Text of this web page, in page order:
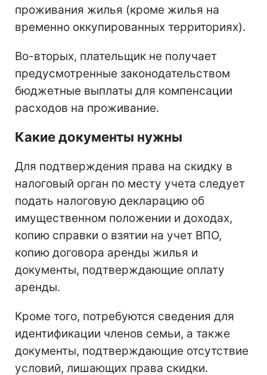
проживания жилья (кроме жилья на
временно оккупированных территориях).
Во-вторых, плательщик не получает
предусмотренные законодательством
бюджетные выплаты для компенсации
расходов на проживание.
Какие документы нужны
Для подтверждения права на скидку в
налоговый орган по месту учета следует
подать налоговую декларацию об
имущественном положении и доходах,
копию справки о взятии на учет ВПО,
копию договора аренды жилья и
документы, подтверждающие оплату
аренды.
Кроме того, потребуются сведения для
идентификации членов семьи, а также
документы, подтверждающие отсутствие
условий, лишающих права скидки.